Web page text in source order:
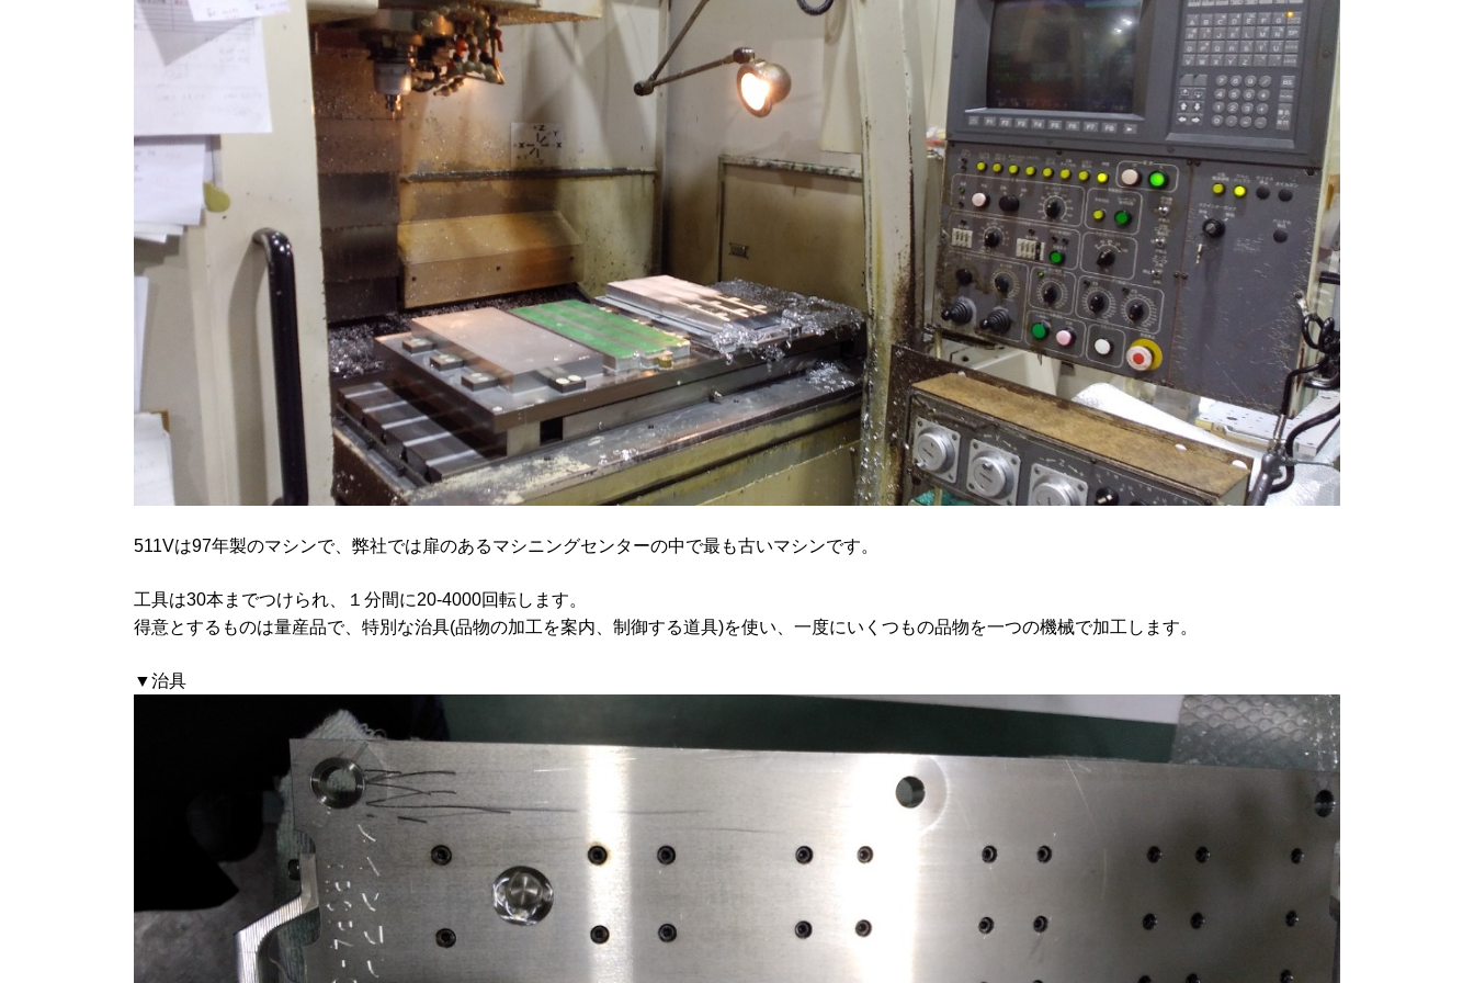
511Vは97年製のマシンで、弊社では扉のあるマシニングセンターの中で最も古いマシンです。
工具は30本までつけられ、１分間に20-4000回転します。
得意とするものは量産品で、特別な治具(品物の加工を案内、制御する道具)を使い、一度にいくつもの品物を一つの機械で加工します。
▼治具